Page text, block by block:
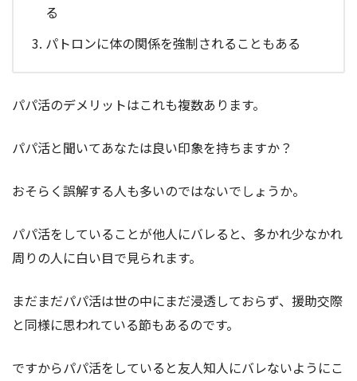
る
パトロンに体の関係を強制されることもある
パパ活のデメリットはこれも複数あります。
パパ活と聞いてあなたは良い印象を持ちますか？
おそらく誤解する人も多いのではないでしょうか。
パパ活をしていることが他人にバレると、多かれ少なかれ
周りの人に白い目で見られます。
まだまだパパ活は世の中にまだ浸透しておらず、援助交際
と同様に思われている節もあるのです。
ですからパパ活をしていると友人知人にバレないようにこ